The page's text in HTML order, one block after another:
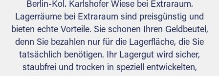
Berlin-Kol. Karlshofer Wiese bei Extraraum.
Lagerräume bei Extraraum sind preisgünstig und
bieten echte Vorteile. Sie schonen Ihren Geldbeutel,
denn Sie bezahlen nur für die Lagerfläche, die Sie
tatsächlich benötigen. Ihr Lagergut wird sicher,
staubfrei und trocken in speziell entwickelten,